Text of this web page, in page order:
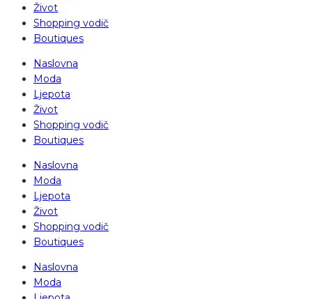
Život
Shopping vodič
Boutiques
Naslovna
Moda
Ljepota
Život
Shopping vodič
Boutiques
Naslovna
Moda
Ljepota
Život
Shopping vodič
Boutiques
Naslovna
Moda